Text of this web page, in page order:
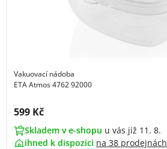
Vakuovací nádoba
ETA Atmos 4762 92000
Cena s DPH:
599 Kč
Skladem v e-shopu u vás již 11. 8.
ihned k dispozici na 38 prodejnách